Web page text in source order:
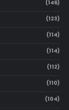
(146)
(123)
(114)
(114)
(112)
(110)
(104)